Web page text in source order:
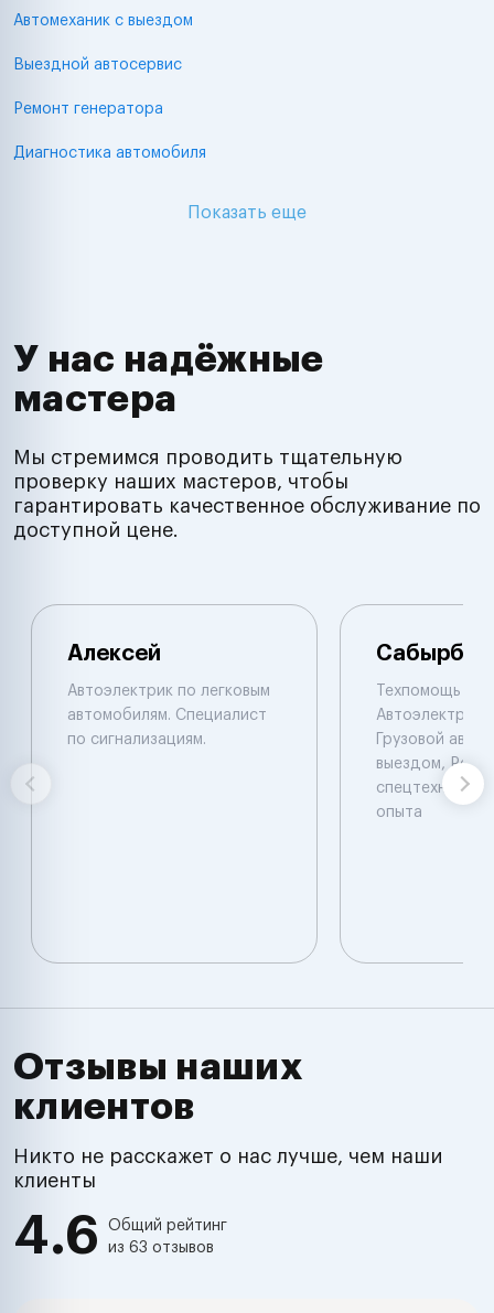
Автомеханик с выездом
Выездной автосервис
Ремонт генератора
Диагностика автомобиля
Показать еще
У нас надёжные
мастера
Мы стремимся проводить тщательную
проверку наших мастеров, чтобы
гарантировать качественное обслуживание по
доступной цене.
Алексей
Автоэлектрик по легковым
автомобилям. Специалист
по сигнализациям.
Сабырбек
Техпомощь на
Автоэлектрик
Грузовой
выездом,
спецтехники
опыта
Отзывы наших
клиентов
Никто не расскажет о нас лучше, чем наши
клиенты
4.6
Общий рейтинг
из 63 отзывов